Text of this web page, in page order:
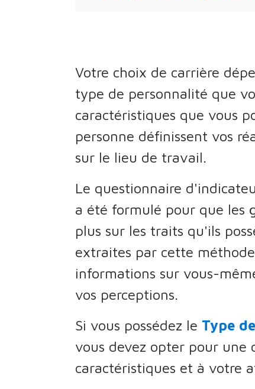
Votre choix de carrière
type de personnalité que
caractéristiques que vous
personne définissent vos
sur le lieu de travail.
Le questionnaire
a été formulé pour que les
plus sur les traits qu'ils
extraites par cette
informations sur vous-
vos perceptions.
Si vous possédez le Type
vous devez opter pour une
caractéristiques et à votre